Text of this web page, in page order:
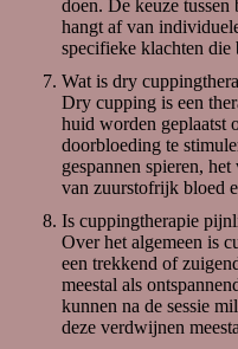
klachten die
in het bindweefsel.
verminderen van
ontspanning.
Is
aanvoelen, vooral
of verklevingen
discomfort verschilt
conditie van het
houden met je
massage
pijnlijk kan zijn,
komen. Dit is
doen. De keuze tussen
hangt af van
specifieke klachten die
Wat is dry
Dry cupping is een
huid worden geplaatst
doorbloeding te
gespannen spieren,
van zuurstofrijk bloed
Is cuppingtherapie
Over het algemeen is
een trekkend of
meestal als
kunnen na de sessie
deze verdwijnen